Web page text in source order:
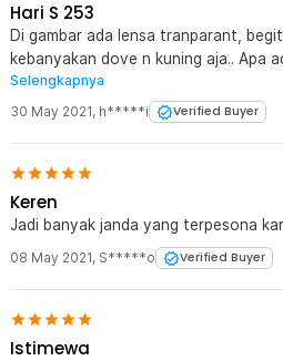
1 x Kain Pembersih
1 x Tali Kacamata
1 x Rangka Myopia
1 x Strap Kacamata
1 x Pouch Kacamata
1 x Kotak Penyimpanan
Hari S 253
Di gambar ada lensa tranparant,
kebanyakan dove n kuning aja.. Apa ada yg jual lensa transparant
tipe ini?
Selengkapnya
30 May 2021, h*****i Verified Buyer
Keren
Jadi banyak janda yang terpesona
08 May 2021, S*****o Verified Buyer
Istimewa